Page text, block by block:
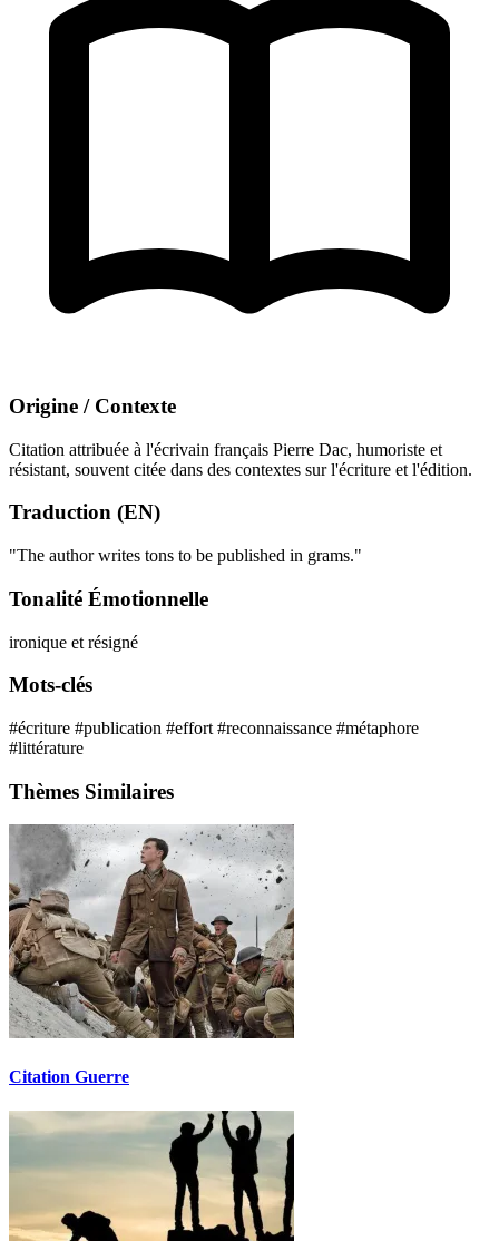
Origine / Contexte
Citation attribuée à l'écrivain français Pierre Dac, humoriste et
résistant, souvent citée dans des contextes sur l'écriture et l'édition.
Traduction (EN)
"The author writes tons to be published in grams."
Tonalité Émotionnelle
ironique et résigné
Mots-clés
#écriture #publication #effort #reconnaissance #métaphore
#littérature
Thèmes Similaires
Citation Guerre